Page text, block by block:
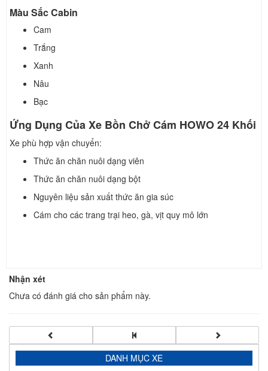
DANH MỤC XE
Màu Sắc Cabin
Cam
Trắng
Xanh
Nâu
Bạc
Ứng Dụng Của Xe Bồn Chở Cám HOWO 24 Khối
Xe phù hợp vận chuyển:
Thức ăn chăn nuôi dạng viên
Thức ăn chăn nuôi dạng bột
Nguyên liệu sản xuất thức ăn gia súc
Cám cho các trang trại heo, gà, vịt quy mô lớn
Nhận xét
Chưa có đánh giá cho sản phẩm này.